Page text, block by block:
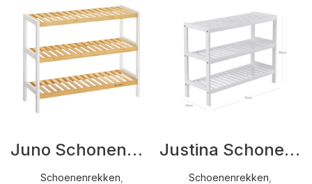
Juno Schonenkasten Beige,Wit
Schoenenrekken
Justina Schonenkasten Wit
Schoenenrekken